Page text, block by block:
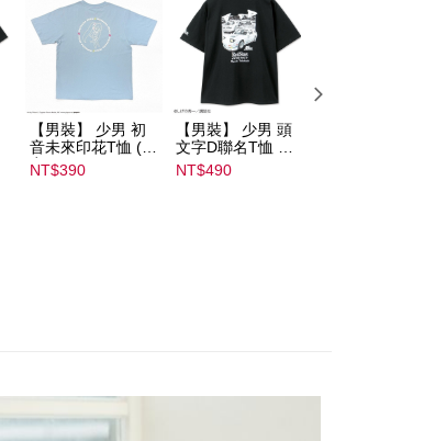
【男裝】 少男 初
音未來印花T恤 (初
音ミク) ｜
08022B01232000
NT$390
【男裝】 少男 頭
文字D聯名T恤 ｜
07102B01232000
15433
NT$490